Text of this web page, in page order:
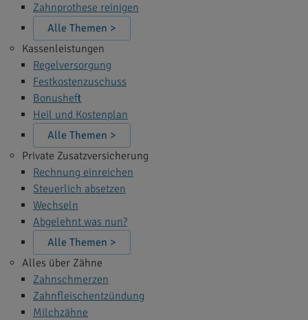
Zahnprothese reinigen
Alle Themen >
Kassenleistungen
Regelversorgung
Festkostenzuschuss
Bonusheft
Heil und Kostenplan
Alle Themen >
Private Zusatzversicherung
Rechnung einreichen
Steuerlich absetzen
Wechseln
Abgelehnt was nun?
Alle Themen >
Alles über Zähne
Zahnschmerzen
Zahnfleischentzündung
Milchzähne